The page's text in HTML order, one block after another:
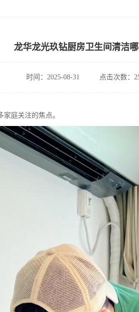
龙华龙光玖钻厨房卫生间清洁
时间：2025-08-31 点击次数：
庭关注的焦点。